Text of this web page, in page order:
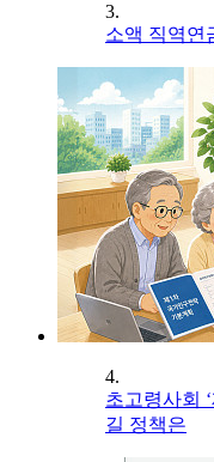
3.
소액 직역연
4.
초고령사회
길 정책은